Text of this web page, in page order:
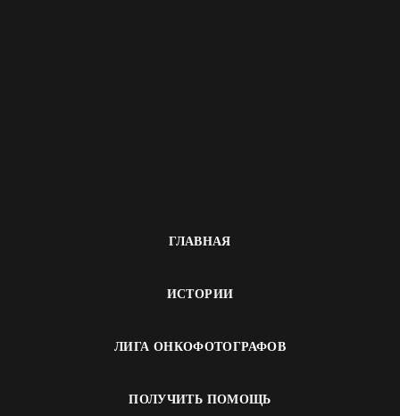
ГЛАВНАЯ
ИСТОРИИ
ЛИГА ОНКОФОТОГРАФОВ
ПОЛУЧИТЬ ПОМОЩЬ